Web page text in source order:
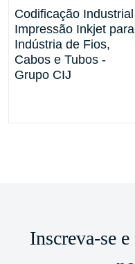
Codificação Industrial
Impressão Inkjet para
Indústria de Fios,
Cabos e Tubos -
Grupo CIJ
Inscreva-se